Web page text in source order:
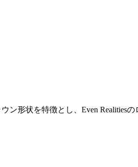
形状を特徴とし、Even Realities